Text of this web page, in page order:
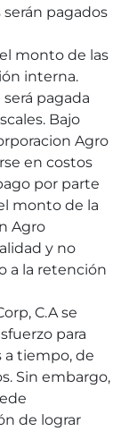
serán pagados
monto de las
interna.
pagada
Bajo
Agro
en costos
por parte
monto de la
Agro
y no
a la retención
C.A se
para
a tiempo, de
Sin embargo,
de lograr